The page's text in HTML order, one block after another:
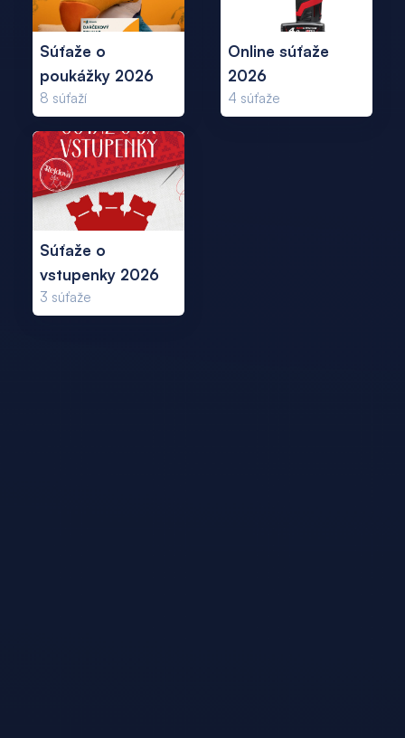
Súťaže o
poukážky 2026
8 súťaží
Online súťaže
2026
4 súťaže
Súťaže o
vstupenky 2026
3 súťaže